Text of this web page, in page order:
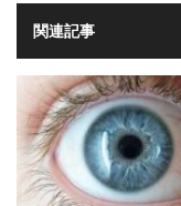
関連記事